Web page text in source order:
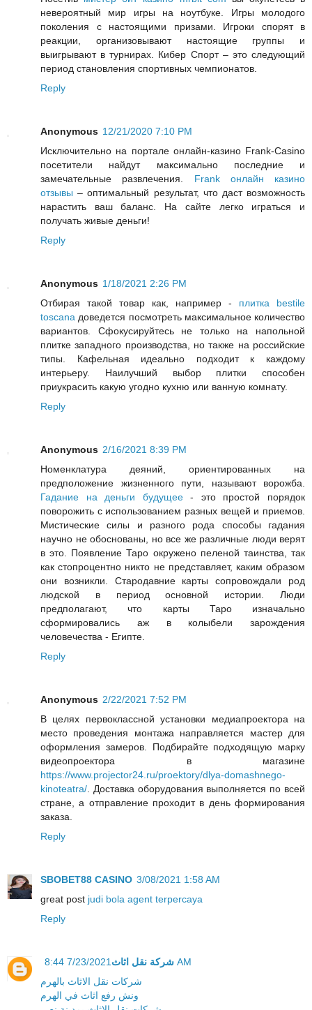
невероятный мир игры на ноутбуке. Игры молодого
поколения с настоящими призами. Игроки спорят в
реакции, организовывают настоящие группы и
выигрывают в турнирах. Кибер Спорт – это следующий
период становления спортивных чемпионатов.
Reply
Anonymous 12/21/2020 7:10 PM
Исключительно на портале онлайн-казино Frank-Casino
посетители найдут максимально последние и
замечательные развлечения. Frank онлайн казино
отзывы – оптимальный результат, что даст возможность
нарастить ваш баланс. На сайте легко играться и
получать живые деньги!
Reply
Anonymous 1/18/2021 2:26 PM
Отбирая такой товар как, например - плитка bestile
toscana доведется посмотреть максимальное количество
вариантов. Сфокусируйтесь не только на напольной
плитке западного производства, но также на российские
типы. Кафельная идеально подходит к каждому
интерьеру. Наилучший выбор плитки способен
приукрасить какую угодно кухню или ванную комнату.
Reply
Anonymous 2/16/2021 8:39 PM
Номенклатура деяний, ориентированных на
предположение жизненного пути, называют ворожба.
Гадание на деньги будущее- это простой порядок
поворожить с использованием разных вещей и приемов.
Мистические силы и разного рода способы гадания
научно не обоснованы, но все же различные люди верят
в это. Появление Таро окружено пеленой таинства, так
как стопроцентно никто не представляет, каким образом
они возникли. Стародавние карты сопровождали род
людской в период основной истории. Люди
предполагают, что карты Таро изначально
сформировались аж в колыбели зарождения
человечества - Египте.
Reply
Anonymous 2/22/2021 7:52 PM
В целях первоклассной установки медиапроектора на
место проведения монтажа направляется мастер для
оформления замеров. Подбирайте подходящую марку
видеопроектора в магазине
https://www.projector24.ru/proektory/dlya-domashnego-
kinoteatra/ . Доставка оборудования выполняется по всей
стране, а отправление проходит в день формирования
заказа.
Reply
SBOBET88 CASINO 3/08/2021 1:58 AM
great post judi bola agent terpercaya
Reply
شركة نقل اثاث 7/23/2021 8:44 AM
شركات نقل الاثاث بالهرم
ونش رفع اثاث في الهرم